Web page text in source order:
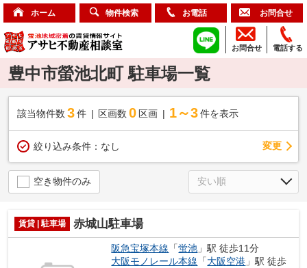
ホーム 物件検索 お電話 お問合せ
電話する
お問合せ
豊中市螢池北町 駐車場一覧
該当物件数 3件 区画数 0 区画 1～3 件を表示
絞り込み条件： なし 変更
空き物件のみ
賃貸 | 駐車場 赤城山駐車場
阪急宝塚本線 「蛍池 」駅 徒歩11分
大阪モノレール本線 「大阪空港 」駅 徒歩